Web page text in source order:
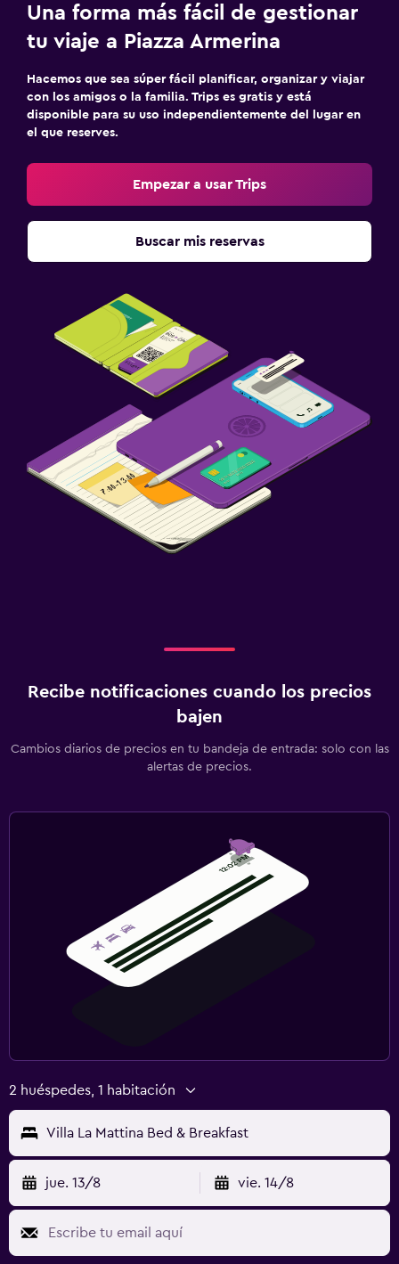
Una forma más fácil de gestionar
tu viaje a Piazza Armerina
Hacemos que sea súper fácil planificar, organizar y viajar
con los amigos o la familia. Trips es gratis y está
disponible para su uso independientemente del lugar en
el que reserves.
Empezar a usar Trips
Buscar mis reservas
Recibe notificaciones cuando los precios
bajen
Cambios diarios de precios en tu bandeja de entrada: solo con las
alertas de precios.
2 huéspedes, 1 habitación
Villa La Mattina Bed & Breakfast
jue. 13/8 vie. 14/8